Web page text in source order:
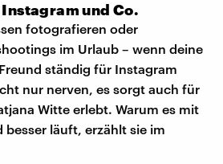
und Co.
fotografieren oder
im Urlaub – wenn deine
ständig für Instagram
nur nerven, es sorgt auch für
Witte erlebt. Warum es mit
besser läuft, erzählt sie im